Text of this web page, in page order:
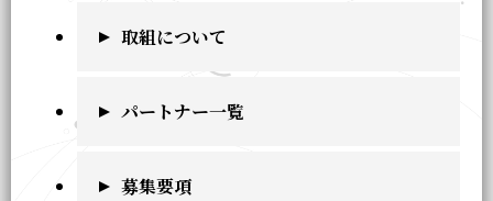
取組について
パートナー一覧
募集要項